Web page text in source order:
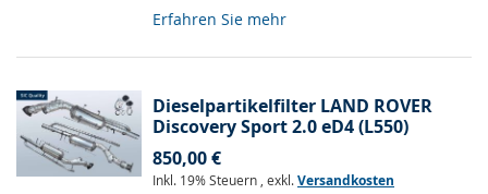
Erfahren Sie mehr
Dieselpartikelfilter LAND ROVER
Discovery Sport 2.0 eD4 (L550)
850,00 €
Inkl. 19% Steuern , exkl.Versandkosten